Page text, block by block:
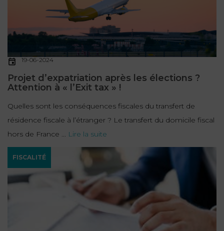
19-06-2024
Projet d’expatriation après les élections ?
Attention à « l’Exit tax » !
Quelles sont les conséquences fiscales du transfert de
résidence fiscale à l’étranger ? Le transfert du domicile fiscal
hors de France ... Lire la suite
FISCALITÉ